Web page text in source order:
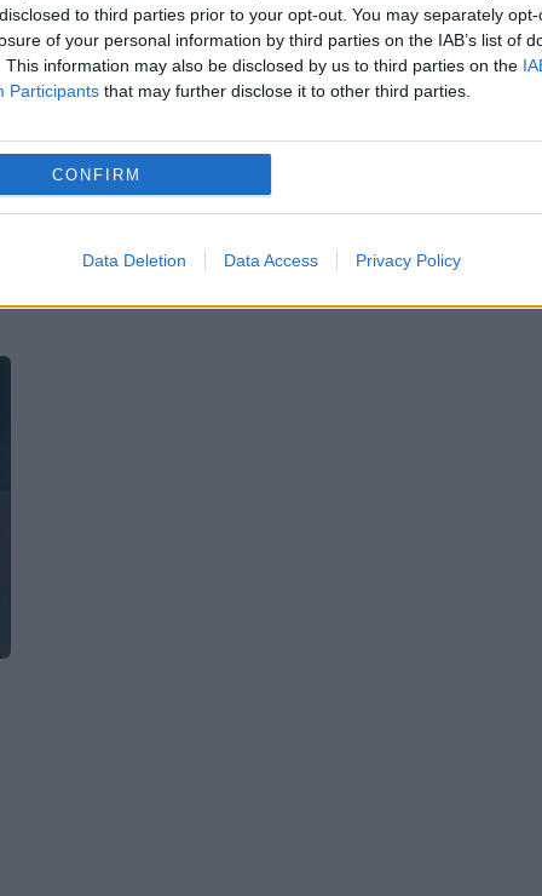
to third parties prior to your opt-out. You may separately
of your personal information by third parties on the IAB’s list of
This information may also be disclosed by us to third parties on the
Participants that may further disclose it to other third parties.
CONFIRM
Data Deletion Data Access Privacy Policy
Într-o postare pe pagina sa de socializare,
Elena Udrea, a explicat foarte clar despre
finanţarea din campania prezidenţială din
2009. Iată ce a scris...